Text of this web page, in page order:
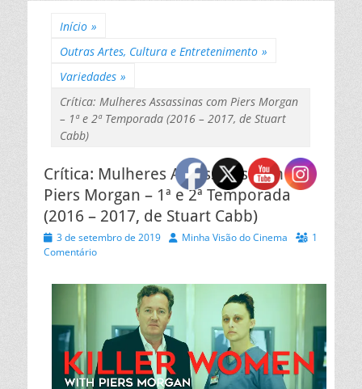
Início »
Outras Artes, Cultura e Entretenimento »
Variedades »
Crítica: Mulheres Assassinas com Piers Morgan
– 1ª e 2ª Temporada (2016 – 2017, de Stuart
Cabb)
Crítica: Mulheres Assassinas com
Piers Morgan – 1ª e 2ª Temporada
(2016 – 2017, de Stuart Cabb)
Posted
on
3 de setembro de 2019 AutorMinha Visão do Cinema
1
Comentário